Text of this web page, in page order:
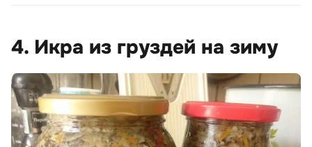
4. Икра из груздей на зиму